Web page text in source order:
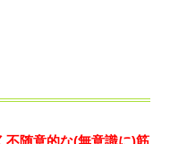
不随意的な(無意識に)筋